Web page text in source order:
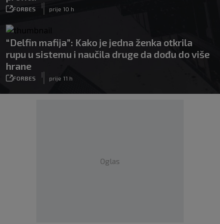
FORBES
|
prije 10 h
“Delfin mafija”: Kako je jedna ženka otkrila
rupu u sistemu i naučila druge da dođu do više
hrane
FORBES
|
prije 11 h
Oglas